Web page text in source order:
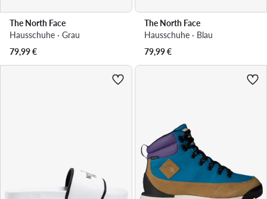
The North Face
Hausschuhe · Grau
79,99€
The North Face
Hausschuhe · Blau
79,99€